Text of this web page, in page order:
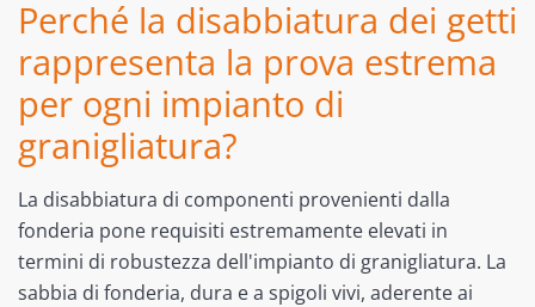
Perché la disabbiatura dei getti
rappresenta la prova estrema
per ogni impianto di
granigliatura?
La disabbiatura di componenti provenienti dalla
fonderia pone requisiti estremamente elevati in
termini di robustezza dell'impianto di granigliatura. La
sabbia di fonderia, dura e a spigoli vivi, aderente ai